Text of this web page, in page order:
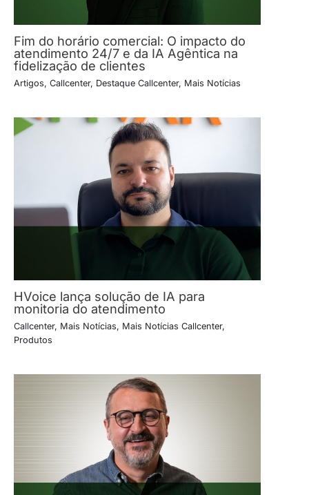
Fim do horário comercial: O impacto do
atendimento 24/7 e da IA Agêntica na
fidelização de clientes
Artigos, Callcenter, Destaque Callcenter, Mais Notícias
HVoice lança solução de IA para
monitoria do atendimento
Callcenter, Mais Notícias, Mais Notícias Callcenter,
Produtos